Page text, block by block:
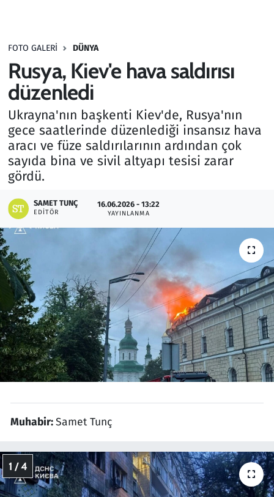
FOTO GALERI DÜNYA
Rusya, Kiev'e hava saldırısı
düzenledi
Ukrayna'nın başkenti Kiev'de, Rusya'nın
gece saatlerinde düzenlediği insansız hava
aracı ve füze saldırılarının ardından çok
sayıda bina ve sivil altyapı tesisi zarar
gördü.
SAMET TUNÇ
EDITÖR
16.06.2026 - 13:22
YAYINLANMA
Muhabir:Samet Tunç
1 / 4
Haber
Kültür Sanat
Kurumsal Haberler
Lezzet Durağı
Memur ve Kamu
Otomobil
Ramazan
Resmi İlanlar
Rüya Tabirleri
Sağlık
Seçim 2023
Spor
Teknoloji ve Bilim